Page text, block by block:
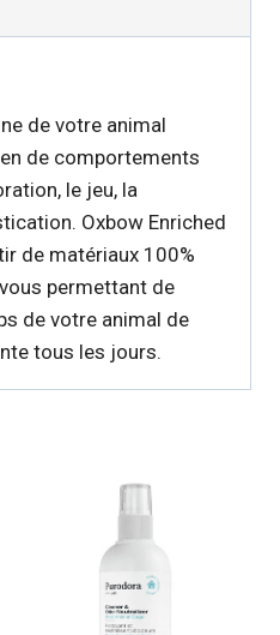
de votre animal
de comportements
le jeu, la
Oxbow Enriched
de matériaux 100%
permettant de
de votre animal de
tous les jours.